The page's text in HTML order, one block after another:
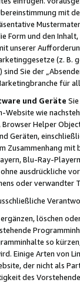
mit
Form und den
unserer
(z. B.
Sie der
für
und Geräte
Website wie
Helper
Geräten,
Zusammenhang
Blu-Ray-
ausdrückliche
oder
löschen
so
Einige Arten von
der nicht als
des